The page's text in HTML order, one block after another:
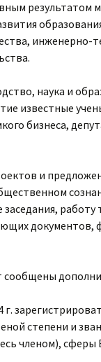
результатом
инженерно-
наука и
известные
бизнеса,
и
работу
документов,
сообщены
степени и
членом),